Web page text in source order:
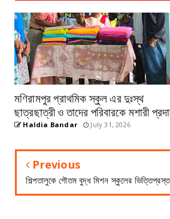
মণিরামপুর প্রাথমিক স্কুল এর দুঃস্থ
ছাত্রছাত্রী ও তাদের পরিবারকে মশারী
Haldia Bandar July 31, 2026
Previous
শিল্পতালুকে গৌতম বুদ্ধ মিশন স্কুলের